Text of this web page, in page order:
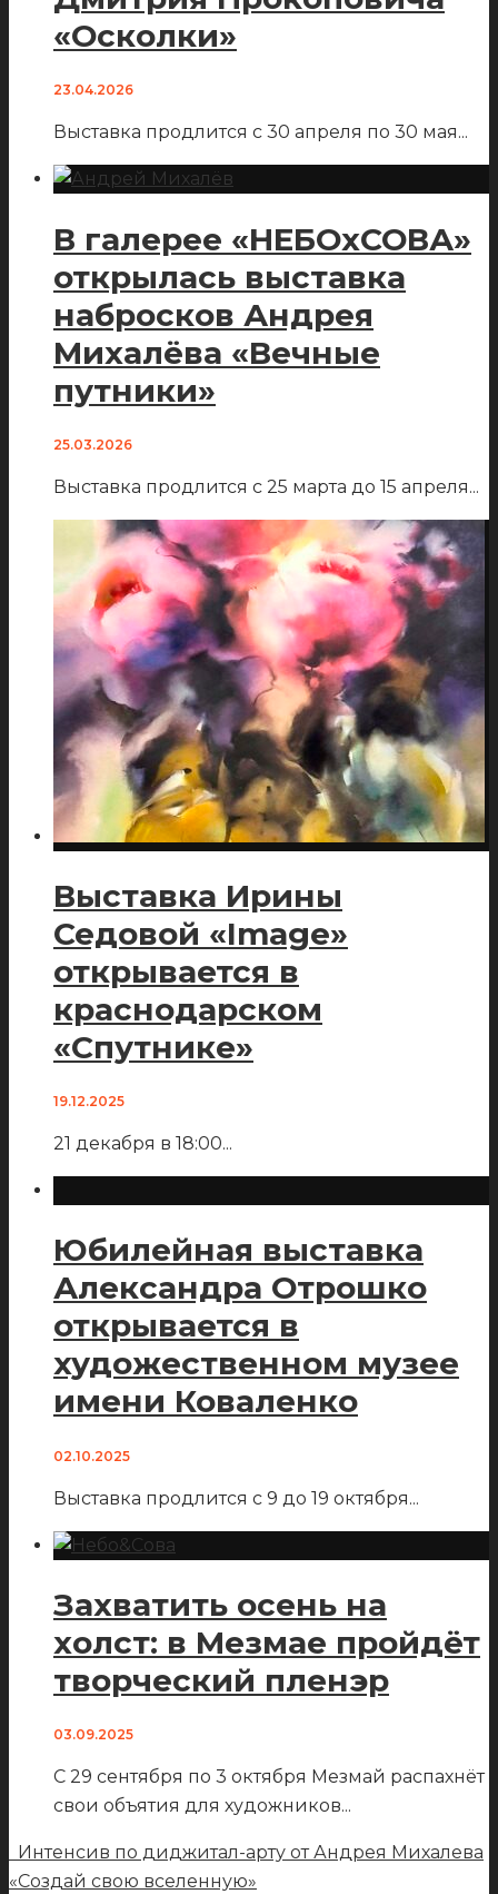
«Осколки»
23.04.2026
Выставка продлится с 30 апреля по 30 мая...
В галерее «НЕБОхСОВА»
открылась выставка
набросков Андрея
Михалёва «Вечные
путники»
25.03.2026
Выставка продлится с 25 марта до 15 апреля...
Выставка Ирины
Седовой «Image»
открывается в
краснодарском
«Спутнике»
19.12.2025
21 декабря в 18:00...
Юбилейная выставка
Александра Отрошко
открывается в
художественном музее
имени Коваленко
02.10.2025
Выставка продлится с 9 до 19 октября...
Захватить осень на
холст: в Мезмае пройдёт
творческий пленэр
03.09.2025
С 29 сентября по 3 октября Мезмай распахнёт
свои объятия для художников...
Интенсив по диджитал-арту от Андрея Михалева
«Создай свою вселенную»